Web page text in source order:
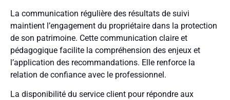
La communication régulière des résultats de suivi
maintient l’engagement du propriétaire dans la protection
de son patrimoine. Cette communication claire et
pédagogique facilite la compréhension des enjeux et
l’application des recommandations. Elle renforce la
relation de confiance avec le professionnel.
La disponibilité du service client pour répondre aux